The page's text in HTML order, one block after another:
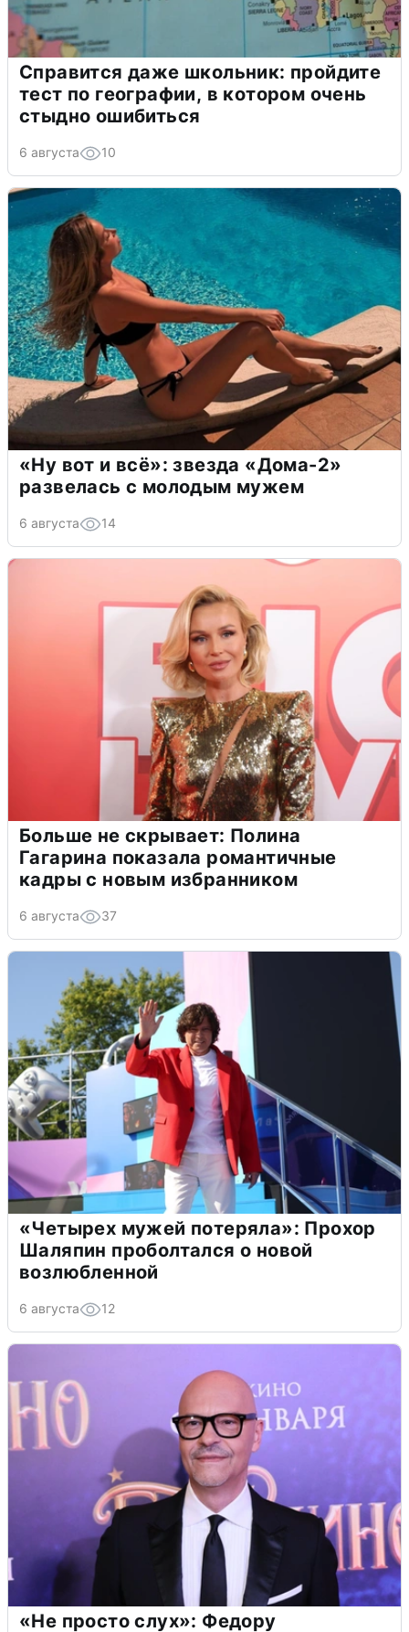
Справится даже школьник: пройдите
тест по географии, в котором очень
стыдно ошибиться
6 августа 10
«Ну вот и всё»: звезда «Дома-2»
развелась с молодым мужем
6 августа 14
Больше не скрывает: Полина
Гагарина показала романтичные
кадры с новым избранником
6 августа 37
«Четырех мужей потеряла»: Прохор
Шаляпин проболтался о новой
возлюбленной
6 августа 12
«Не просто слух»: Федору